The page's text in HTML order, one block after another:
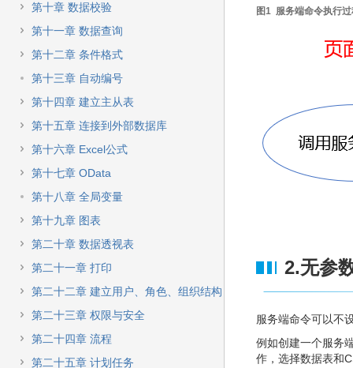
第十章 数据校验
第十一章 数据查询
第十二章 条件格式
第十三章 自动编号
第十四章 建立主从表
第十五章 连接到外部数据库
第十六章 Excel公式
第十七章 OData
第十八章 全局变量
第十九章 图表
第二十章 数据透视表
第二十一章 打印
第二十二章 建立用户、角色、组织结构
第二十三章 权限与安全
第二十四章 流程
第二十五章 计划任务
图1 服务端命令执行
2.无参
服务端命令可以不
例如创建一个服务
作，选择数据表和